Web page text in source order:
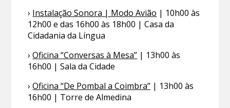
› Instalação Sonora | Modo Avião | 10h00 às
12h00 e das 16h00 às 18h00 | Casa da
Cidadania da Língua
›Oficina “Conversas à Mesa” | 13h00 às
16h00 | Sala da Cidade
›Oficina “De Pombal a Coimbra” | 13h00 às
16h00 | Torre de Almedina